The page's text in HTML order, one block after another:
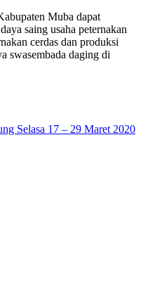
Muba dapat
saing usaha peternakan
cerdas dan produksi
swasembada daging di
Selasa 17 – 29 Maret 2020